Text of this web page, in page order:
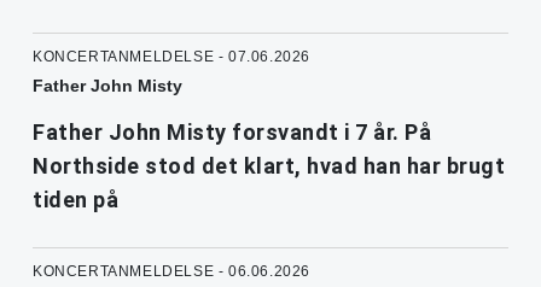
KONCERTANMELDELSE - 07.06.2026
Father John Misty
Father John Misty forsvandt i 7 år. På
Northside stod det klart, hvad han har brugt
tiden på
KONCERTANMELDELSE - 06.06.2026